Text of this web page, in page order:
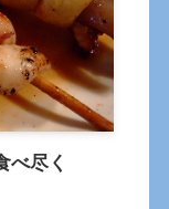
べ尽く